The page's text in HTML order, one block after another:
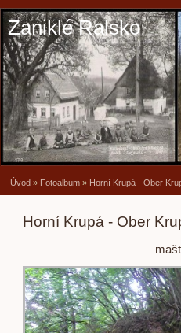
Zaniklé Ralsko
Úvod » Fotoalbum » Horní Krupá - Ober
Horní Krupá - Ober